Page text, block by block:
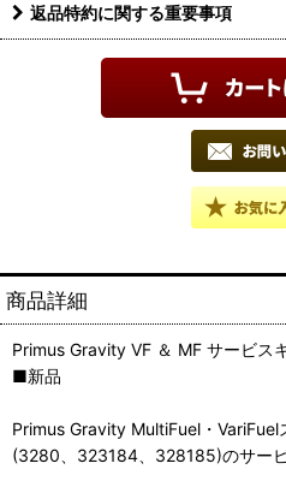
返品特約に関する重要事項
商品詳細
Primus Gravity VF ＆ MF サービス
■新品
Primus Gravity MultiFuel・VariFuel
(3280、323184、328185)のサービ